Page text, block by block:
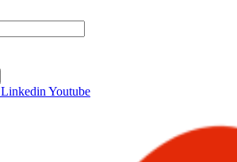
Linkedin Youtube